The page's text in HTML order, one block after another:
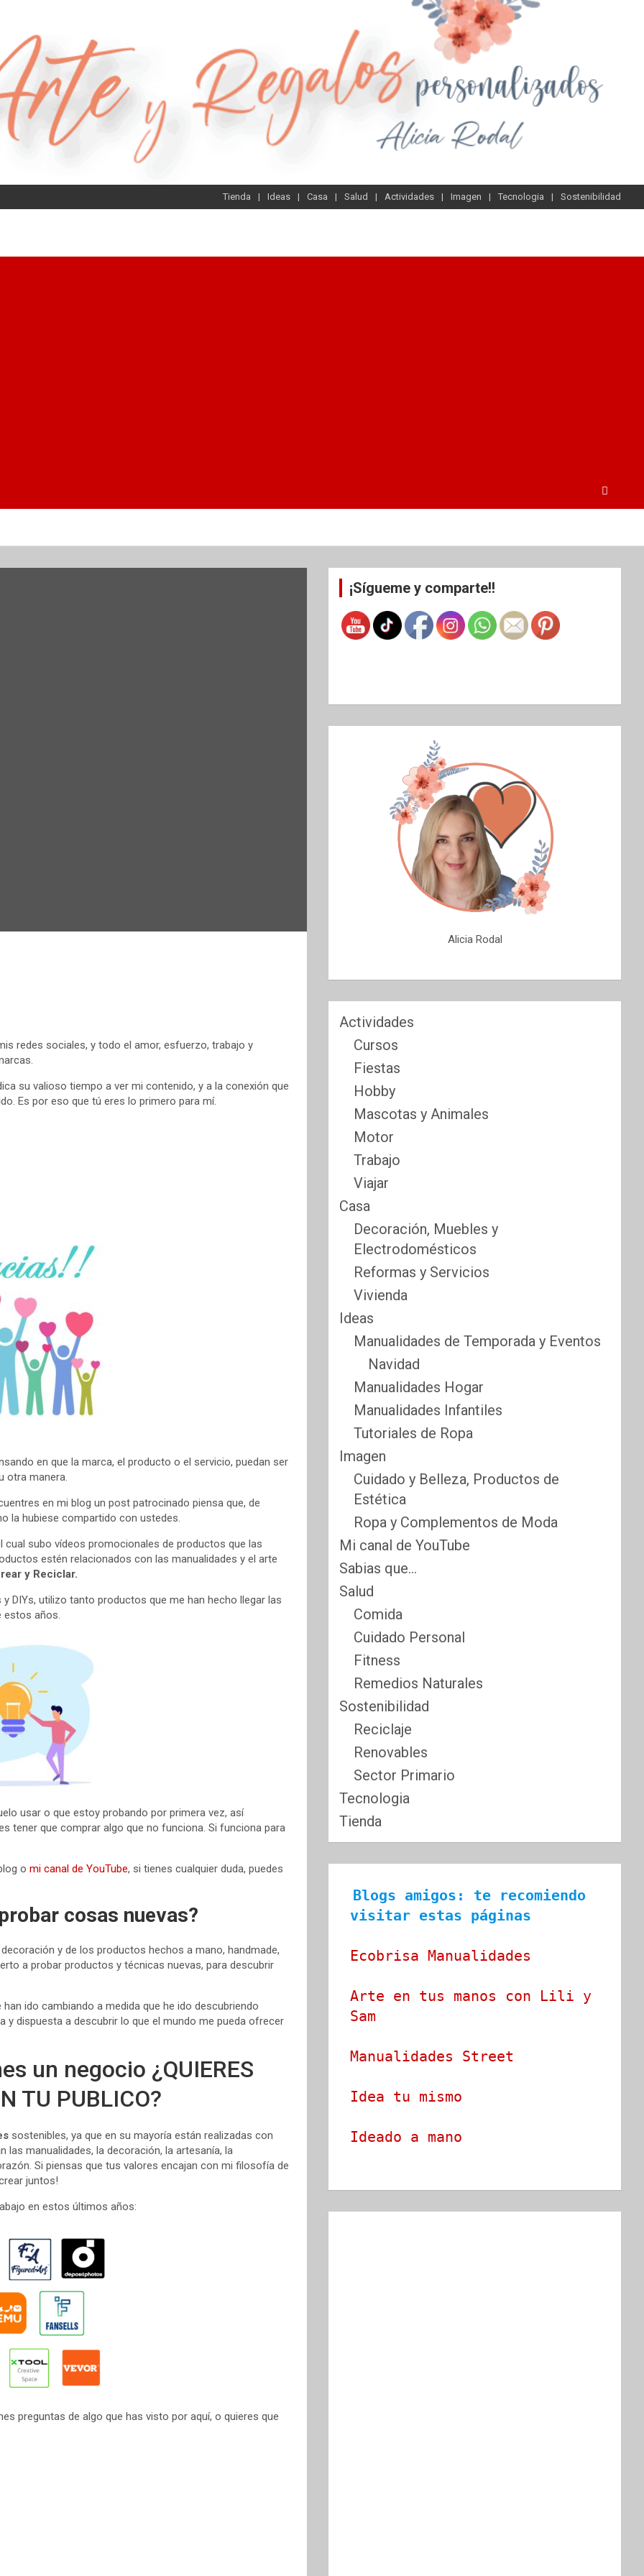
Tienda Ideas Casa Salud Actividades Imagen Tecnologia Sostenibilidad
redes sociales, y todo el amor, esfuerzo, trabajo y
su valioso tiempo a ver mi contenido, y a la conexión que
Es por eso que tú eres lo primero para mí.
en que la marca, el producto o el servicio, puedan ser
otra manera.
en mi blog un post patrocinado piensa que, de
la hubiese compartido con ustedes.
cual subo vídeos promocionales de productos que las
estén relacionados con las manualidades y el arte
y Reciclar.
DIYs, utilizo tanto productos que me han hecho llegar las
estos años.
usar o que estoy probando por primera vez, así
tener que comprar algo que no funciona. Si funciona para
o mi canal de YouTube, si tienes cualquier duda, puedes
cosas nuevas?
y de los productos hechos a mano, handmade,
a probar productos y técnicas nuevas, para descubrir
ido cambiando a medida que he ido descubriendo
y dispuesta a descubrir lo que el mundo me pueda ofrecer
un negocio ¿QUIERES
TU PUBLICO?
sostenibles, ya que en su mayoría están realizadas con
manualidades, la decoración, la artesanía, la
Si piensas que tus valores encajan con mi filosofía de
juntos!
en estos últimos años:
preguntas de algo que has visto por aquí, o quieres que
¡Sígueme y comparte!!
Alicia Rodal
Actividades
Cursos
Fiestas
Hobby
Mascotas y Animales
Motor
Trabajo
Viajar
Casa
Decoración, Muebles y
Electrodomésticos
Reformas y Servicios
Vivienda
Ideas
Manualidades de Temporada y Eventos
Navidad
Manualidades Hogar
Manualidades Infantiles
Tutoriales de Ropa
Imagen
Cuidado y Belleza, Productos de
Estética
Ropa y Complementos de Moda
Mi canal de YouTube
Sabias que…
Salud
Comida
Cuidado Personal
Fitness
Remedios Naturales
Sostenibilidad
Reciclaje
Renovables
Sector Primario
Tecnologia
Tienda
Blogs amigos: te recomiendo
visitar estas páginas
Ecobrisa Manualidades
Arte en tus manos con Lili y
Sam
Manualidades Street
Idea tu mismo
Ideado a mano